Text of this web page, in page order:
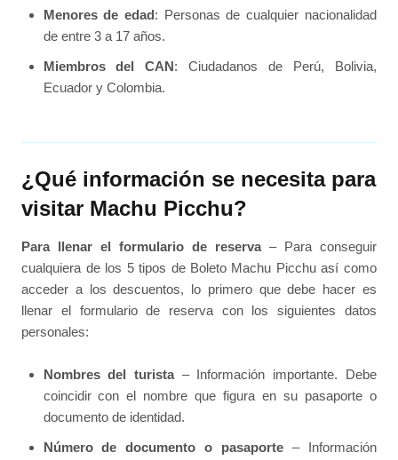
Menores de edad: Personas de cualquier nacionalidad
de entre 3 a 17 años.
Miembros del CAN: Ciudadanos de Perú, Bolivia,
Ecuador y Colombia.
¿Qué información se necesita para
visitar Machu Picchu?
Para llenar el formulario de reserva– Para conseguir
cualquiera de los 5 tipos de Boleto Machu Picchu así como
acceder a los descuentos, lo primero que debe hacer es
llenar el formulario de reserva con los siguientes datos
personales:
Nombres del turista– Información importante. Debe
coincidir con el nombre que figura en su pasaporte o
documento de identidad.
Número de documento o pasaporte – Información